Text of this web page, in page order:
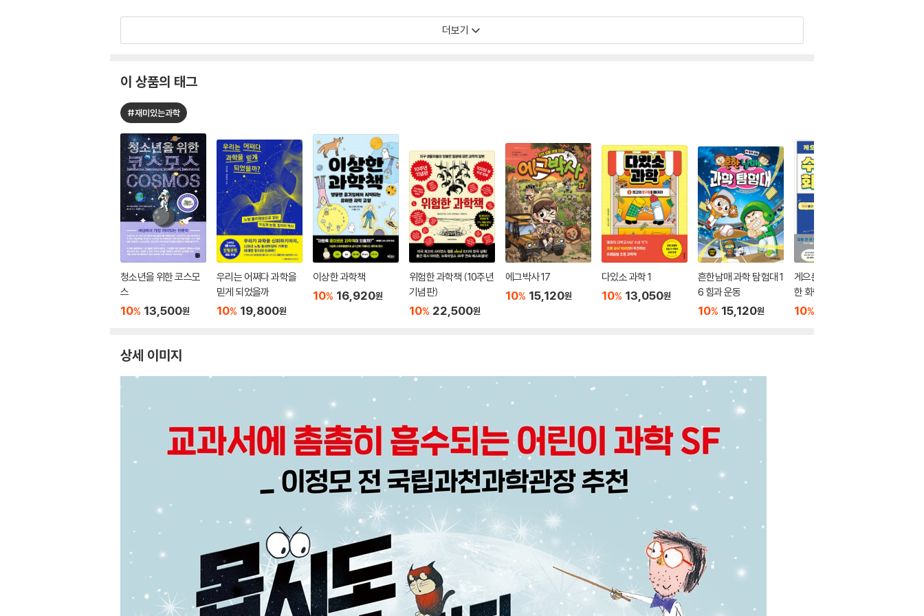
더보기
이 상품의 태그
#재미있는과학
청소년을 위한 코스모
스
10% 13,500원
우리는 어쩌다 과학을
믿게 되었을까
10% 19,800원
이상한 과학책
10% 16,920원
위험한 과학책 (10주년
기념판)
10% 22,500원
에그박사 17
10% 15,120원
다있소 과학 1
10% 13,050원
흔한남매 과학 탐험대 1
6 힘과 운동
10% 15,120원
게으른 자를 위한 수상
한 화학책
10%
상세 이미지